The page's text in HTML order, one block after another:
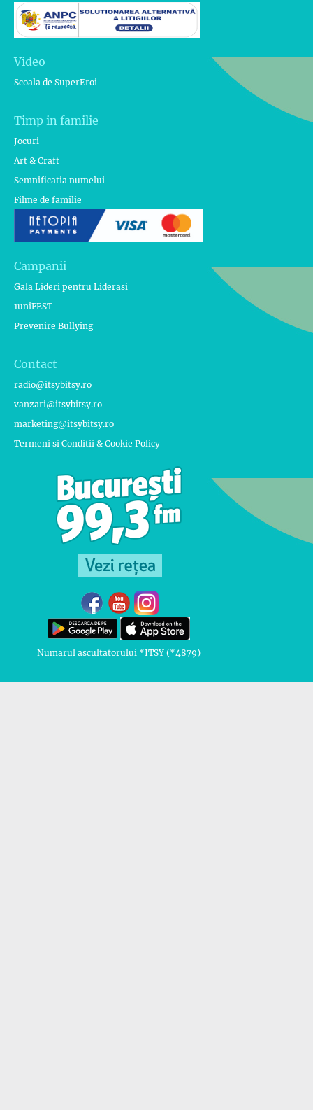
Video
Scoala de SuperEroi
Timp in familie
Jocuri
Art & Craft
Semnificatia numelui
Filme de familie
Campanii
Gala Lideri pentru Liderasi
1uniFEST
Prevenire Bullying
Contact
radio@itsybitsy.ro
vanzari@itsybitsy.ro
marketing@itsybitsy.ro
Termeni si Conditii & Cookie Policy
Numarul ascultatorului *ITSY (*4879)